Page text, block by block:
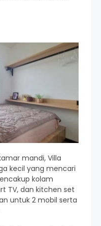
mandi, Villa
kecil yang mencari
kolam
TV, dan kitchen set
untuk 2 mobil serta